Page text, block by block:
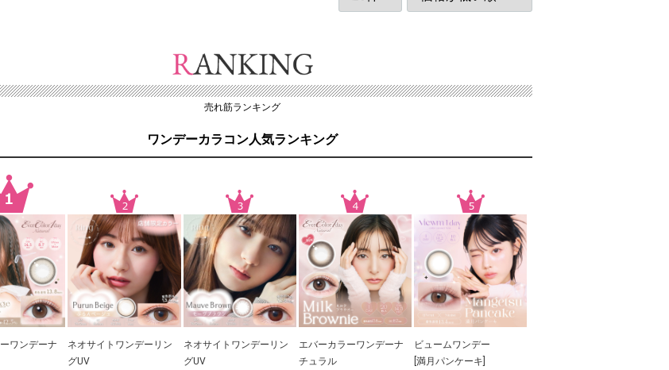
売れ筋ランキング
ワンデーカラコン人気ランキング
ワンデーナ
ネオサイトワンデーリン
グUV
ネオサイトワンデーリン
グUV
エバーカラーワンデーナ
チュラル
ビュームワンデー
[満月パンケーキ]